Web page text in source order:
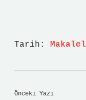
Tarih:
Önceki Yazı